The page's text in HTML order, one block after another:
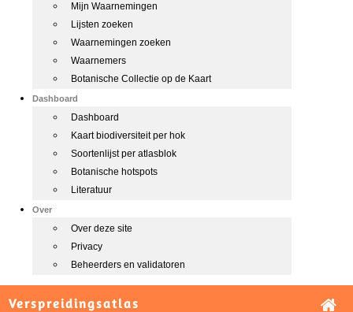
Mijn Waarnemingen
Lijsten zoeken
Waarnemingen zoeken
Waarnemers
Botanische Collectie op de Kaart
Dashboard
Dashboard
Kaart biodiversiteit per hok
Soortenlijst per atlasblok
Botanische hotspots
Literatuur
Over
Over deze site
Privacy
Beheerders en validatoren
Verspreidingsatlas